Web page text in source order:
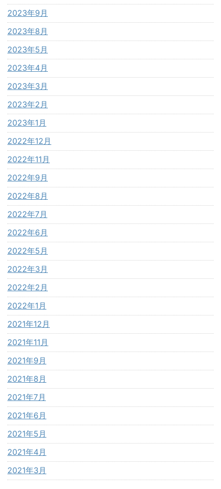
2023年9月
2023年8月
2023年5月
2023年4月
2023年3月
2023年2月
2023年1月
2022年12月
2022年11月
2022年9月
2022年8月
2022年7月
2022年6月
2022年5月
2022年3月
2022年2月
2022年1月
2021年12月
2021年11月
2021年9月
2021年8月
2021年7月
2021年6月
2021年5月
2021年4月
2021年3月